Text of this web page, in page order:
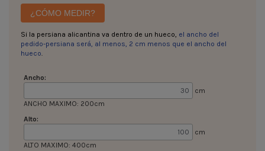
¿CÓMO MEDIR?
Si la persiana alicantina va dentro de un hueco, el ancho del
pedido-persiana será, al menos, 2 cm menos que el ancho del
hueco.
Ancho:
cm
ANCHO MAXIMO: 200cm
Alto:
cm
ALTO MAXIMO: 400cm